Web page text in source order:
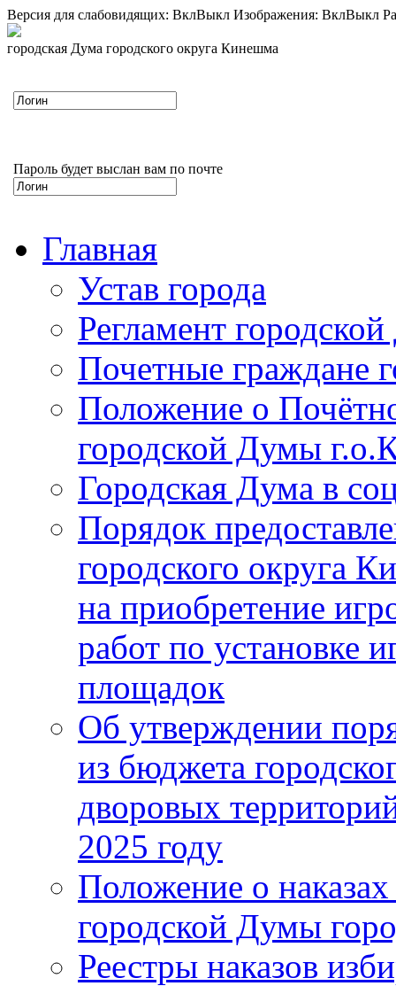
Версия для слабовидящих: ВклВыкл Изображения: ВклВыкл
городская Дума городского округа Кинешма
Пароль будет выслан вам по почте
Главная
Устав города
Регламент
Почетные граждане
Положение о
городской Думы
Городская Дума в
Порядок
городского округа
на приобретение
работ по установке
площадок
Об утверждении
из бюджета
дворовых
2025 году
Положение о
городской Думы
Реестры наказов